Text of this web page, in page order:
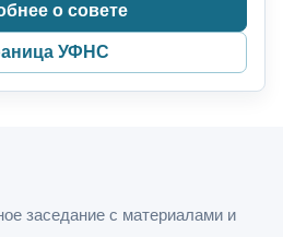
о совете
УФНС
заседание с материалами и